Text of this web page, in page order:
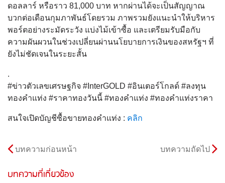
ดอลลาร์ หรือราว 81,000 บาท หากผ่านได้จะเป็นสัญญาณ
บวกต่อเดือนกุมภาพันธ์โดยรวม ภาพรวมยังแนะนำให้บริหาร
พอร์ตอย่างระมัดระวัง แบ่งไม้เข้าซื้อ และเตรียมรับมือกับ
ความผันผวนในช่วงเปลี่ยนผ่านนโยบายการเงินของสหรัฐฯ ที่
ยังไม่ชัดเจนในระยะสั้น
.
#ข่าวตัวเลขเศรษฐกิจ #InterGOLD #อินเตอร์โกลด์ #ลงทุน
ทองคำแท่ง #ราคาทองวันนี้ #ทองคำแท่ง #ทองคำแท่งราคา
สนใจเปิดบัญชีซื้อขายทองคำแท่ง : คลิก
บทความก่อนหน้า บทความถัดไป
บทความที่เกี่ยวข้อง